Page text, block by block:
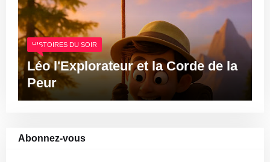
HISTOIRES DU SOIR
Léo l'Explorateur et la Corde de la
Peur
Abonnez-vous